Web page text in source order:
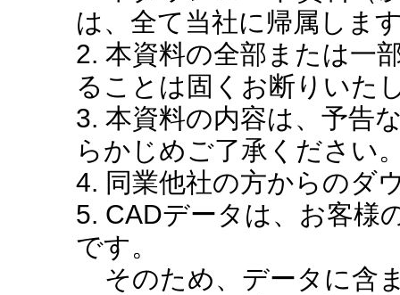
は、全て当社に帰属しま
2. 本資料の全部または一
ることは固くお断りいた
3. 本資料の内容は、予告
らかじめご了承ください
4. 同業他社の方からのダ
5. CADデータは、お客様
です。
そのため、データに含